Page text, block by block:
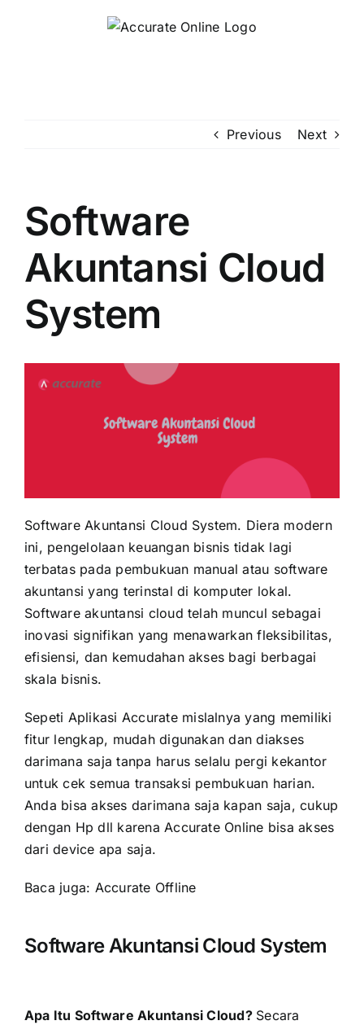
Previous Next
Software
Akuntansi Cloud
System
Software Akuntansi Cloud System. Diera modern
ini, pengelolaan keuangan bisnis tidak lagi
terbatas pada pembukuan manual atau software
akuntansi yang terinstal di komputer lokal.
Software akuntansi cloud telah muncul sebagai
inovasi signifikan yang menawarkan fleksibilitas,
efisiensi, dan kemudahan akses bagi berbagai
skala bisnis.
Sepeti Aplikasi Accuratemislalnya yang memiliki
fitur lengkap, mudah digunakan dan diakses
darimana saja tanpa harus selalu pergi kekantor
untuk cek semua transaksi pembukuan harian.
Anda bisa akses darimana saja kapan saja, cukup
dengan Hp dll karena Accurate Online bisa akses
dari device apa saja.
Baca juga: Accurate Offline
Software Akuntansi Cloud System
Apa Itu Software Akuntansi Cloud? Secara